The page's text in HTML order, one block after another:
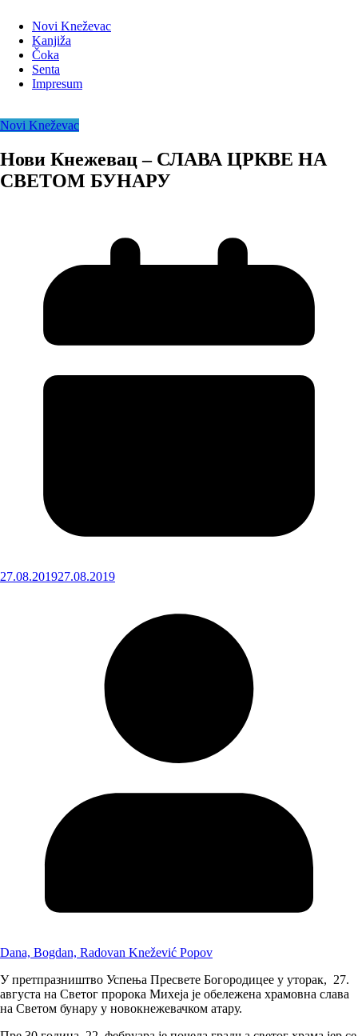
Novi Kneževac
Kanjiža
Čoka
Senta
Impresum
Novi Kneževac
Нови Кнежевац – СЛАВА ЦРКВЕ НА
СВЕТОМ БУНАРУ
27.08.201927.08.2019
Dana, Bogdan, Radovan Knežević Popov
У претпразништво Успења Пресвете Богородицее у уторак, 27.
августа на Светог пророка Михеја је обележена храмовна слава
на Светом бунару у новокнежевачком атару.